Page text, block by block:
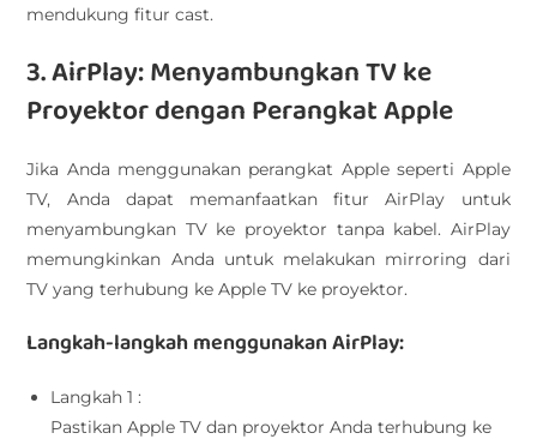
mendukung fitur cast.
3. AirPlay: Menyambungkan TV ke
Proyektor dengan Perangkat Apple
Jika Anda menggunakan perangkat Apple seperti Apple
TV, Anda dapat memanfaatkan fitur AirPlay untuk
menyambungkan TV ke proyektor tanpa kabel. AirPlay
memungkinkan Anda untuk melakukan mirroring dari
TV yang terhubung ke Apple TV ke proyektor.
Langkah-langkah menggunakan AirPlay:
Langkah 1 :
Pastikan Apple TV dan proyektor Anda terhubung ke